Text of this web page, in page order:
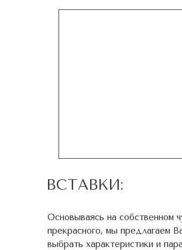
ВСТАВКИ:
Основываясь на собственном
прекрасного, мы предлагаем
выбрать характеристики и